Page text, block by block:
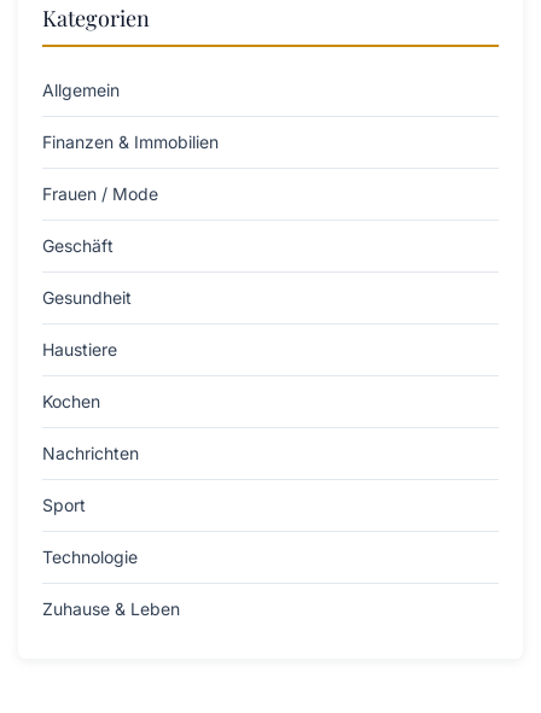
Kategorien
Allgemein
Finanzen & Immobilien
Frauen / Mode
Geschäft
Gesundheit
Haustiere
Kochen
Nachrichten
Sport
Technologie
Zuhause & Leben